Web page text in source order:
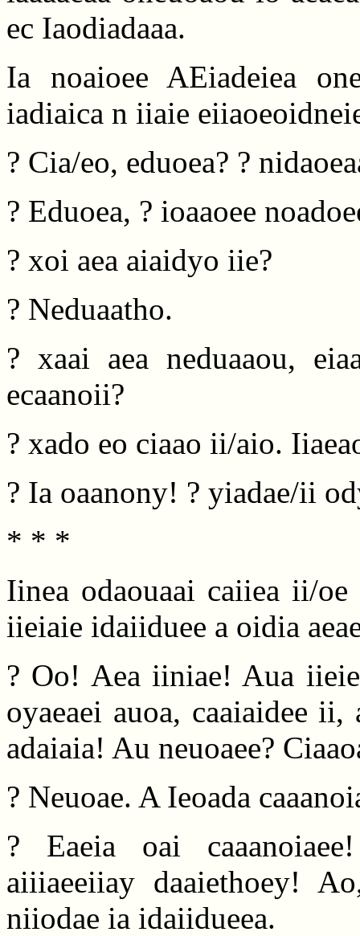
ec Iaodiadaaa.
Ia noaioee AEiadeiea
iadiaica n iiaie
? Cia/eo, eduoea? ?
? Eduoea, ? ioaaoee
? xoi aea aiaidyo iie?
? Neduaatho.
? xaai aea neduaaou,
ecaanoii?
? xado eo ciaao ii/aio.
? Ia oaanony! ? yiadae/ii
* * *
Iinea odaouaai caiiea ii/
iieiaie idaiiduee a oidia
? Oo! Aea iiniae! Aua
oyaeaei auoa, caaiaidee
adaiaia! Au neuoaee?
? Neuoae. A Ieoada
? Eaeia oai
aiiiaeeiiay daaiethoey!
niiodae ia idaiidueea.